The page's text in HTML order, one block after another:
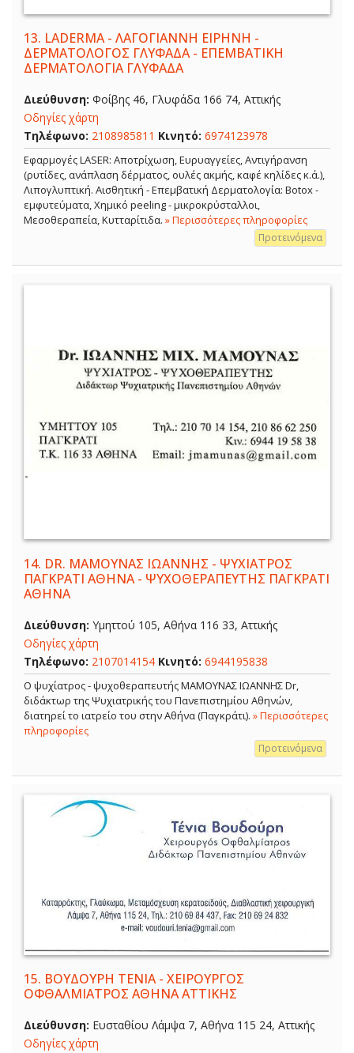
13. LADERMA - ΛΑΓΟΓΙΑΝΝΗ ΕΙΡΗΝΗ -
ΔΕΡΜΑΤΟΛΟΓΟΣ ΓΛΥΦΑΔΑ - ΕΠΕΜΒΑΤΙΚΗ
ΔΕΡΜΑΤΟΛΟΓΙΑ ΓΛΥΦΑΔΑ
Διεύθυνση: Φοίβης 46, Γλυφάδα 166 74, Αττικής
Οδηγίες χάρτη
Τηλέφωνο: 2108985811 Κινητό: 6974123978
Εφαρμογές LASER: Αποτρίχωση, Ευρυαγγείες, Αντιγήρανση
(ρυτίδες, ανάπλαση δέρματος, ουλές ακμής, καφέ κηλίδες κ.ά.),
Λιπογλυπτική. Αισθητική - Επεμβατική Δερματολογία: Botox -
εμφυτεύματα, Χημικό peeling - μικροκρύσταλλοι,
Μεσοθεραπεία, Κυτταρίτιδα. » Περισσότερες πληροφορίες
Προτεινόμενα
14. DR. ΜΑΜΟΥΝΑΣ ΙΩΑΝΝΗΣ - ΨΥΧΙΑΤΡΟΣ
ΠΑΓΚΡΑΤΙ ΑΘΗΝΑ - ΨΥΧΟΘΕΡΑΠΕΥΤΗΣ ΠΑΓΚΡΑΤΙ
ΑΘΗΝΑ
Διεύθυνση: Υμηττού 105, Αθήνα 116 33, Αττικής
Οδηγίες χάρτη
Τηλέφωνο: 2107014154 Κινητό: 6944195838
Ο ψυχίατρος - ψυχοθεραπευτής ΜΑΜΟΥΝΑΣ ΙΩΑΝΝΗΣ Dr,
διδάκτωρ της Ψυχιατρικής του Πανεπιστημίου Αθηνών,
διατηρεί το ιατρείο του στην Αθήνα (Παγκράτι). » Περισσότερες
πληροφορίες
Προτεινόμενα
15. ΒΟΥΔΟΥΡΗ ΤΕΝΙΑ - ΧΕΙΡΟΥΡΓΟΣ
ΟΦΘΑΛΜΙΑΤΡΟΣ ΑΘΗΝΑ ΑΤΤΙΚΗΣ
Διεύθυνση: Ευσταθίου Λάμψα 7, Αθήνα 115 24, Αττικής
Οδηγίες χάρτη